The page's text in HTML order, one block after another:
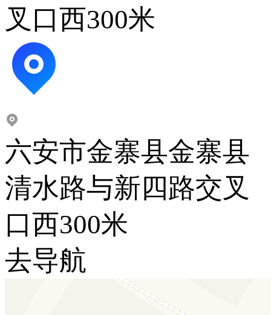
叉口西300米
六安市金寨县金寨县
清水路与新四路交叉
口西300米
去导航